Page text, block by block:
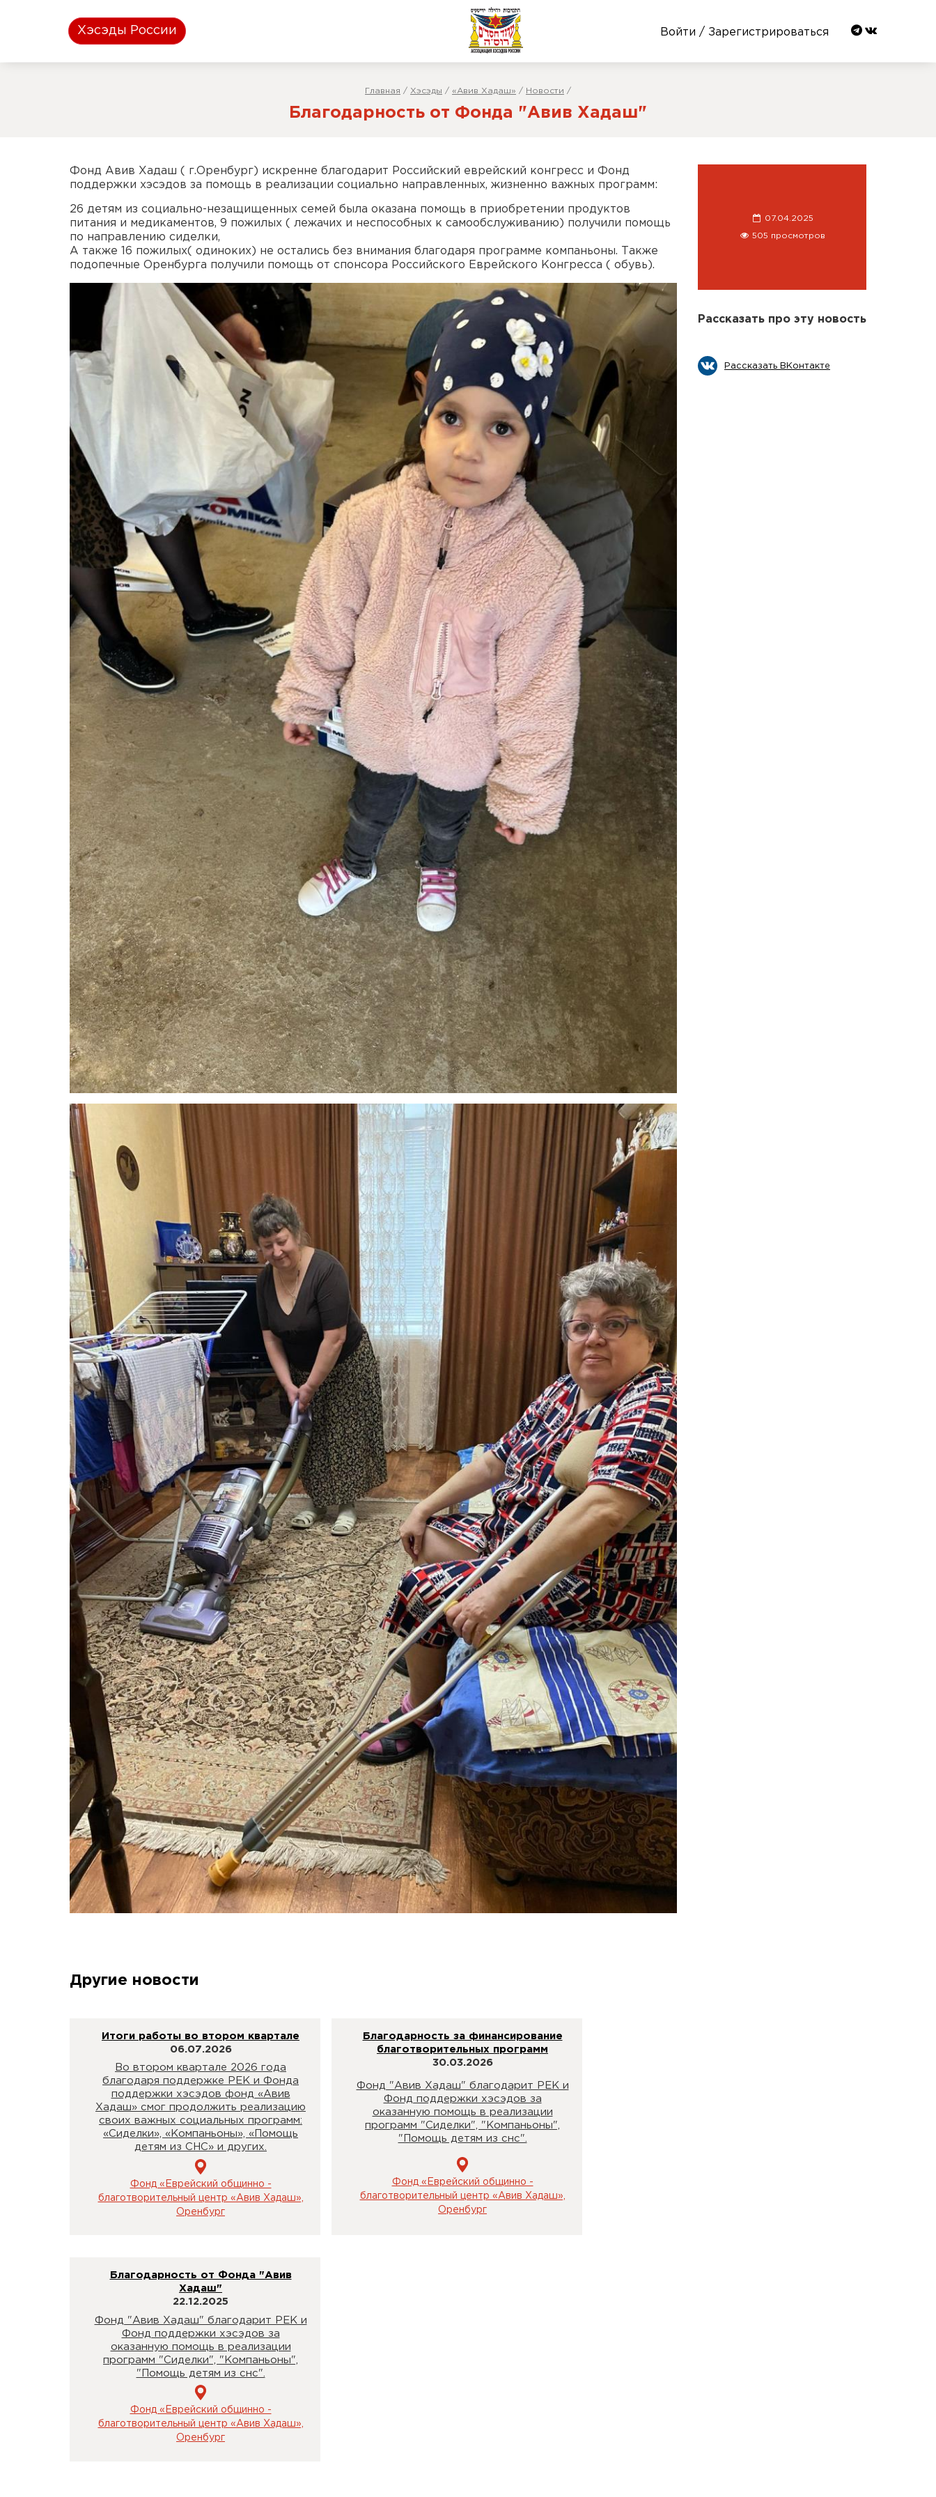
Хэсэды России Войти / Зарегистрироваться
Главная / Хэсэды / «Авив Хадаш» / Новости /
Благодарность от Фонда "Авив Хадаш"
Фонд Авив Хадаш ( г.Оренбург) искренне благодарит Российский еврейский конгресс и Фонд
поддержки хэсэдов за помощь в реализации социально направленных, жизненно важных программ:
26 детям из социально-незащищенных семей была оказана помощь в приобретении продуктов
питания и медикаментов, 9 пожилых ( лежачих и неспособных к самообслуживанию) получили помощь
по направлению сиделки,
А также 16 пожилых( одиноких) не остались без внимания благодаря программе компаньоны. Также
подопечные Оренбурга получили помощь от спонсора Российского Еврейского Конгресса ( обувь).
Другие новости
Итоги работы во втором квартале
06.07.2026
Во втором квартале 2026 года
благодаря поддержке РЕК и Фонда
поддержки хэсэдов фонд «Авив
Хадаш» смог продолжить реализацию
своих важных социальных программ:
«Сиделки», «Компаньоны», «Помощь
детям из СНС» и других.
Фонд «Еврейский общинно -
благотворительный центр «Авив Хадаш»,
Оренбург
Благодарность за финансирование
благотворительных программ
30.03.2026
Фонд "Авив Хадаш" благодарит РЕК и
Фонд поддержки хэсэдов за
оказанную помощь в реализации
программ "Сиделки", "Компаньоны",
"Помощь детям из снс".
Фонд «Еврейский общинно -
благотворительный центр «Авив Хадаш»,
Оренбург
Благодарность от Фонда "Авив
Хадаш"
22.12.2025
Фонд "Авив Хадаш" благодарит РЕК и
Фонд поддержки хэсэдов за
оказанную помощь в реализации
программ "Сиделки", "Компаньоны",
"Помощь детям из снс".
Фонд «Еврейский общинно -
благотворительный центр «Авив Хадаш»,
Оренбург
07.04.2025
505 просмотров
Рассказать про эту новость
Рассказать ВКонтакте